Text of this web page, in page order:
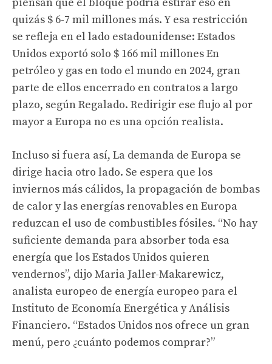
quizás $ 6-7 mil millones más. Y esa restricción
se refleja en el lado estadounidense: Estados
Unidos exportó solo $ 166 mil millonesEn
petróleo y gas en todo el mundo en 2024, gran
parte de ellos encerrado en contratos a largo
plazo, según Regalado. Redirigir ese flujo al por
mayor a Europa no es una opción realista.
Incluso si fuera así, La demanda de Europa se
dirige hacia otro lado. Se espera que los
inviernos más cálidos, la propagación de bombas
de calor y las energías renovables en Europa
reduzcan el uso de combustibles fósiles. “No hay
suficiente demanda para absorber toda esa
energía que los Estados Unidos quieren
vendernos”, dijo Maria Jaller-Makarewicz,
analista europeo de energía europeo para el
Instituto de Economía Energética y Análisis
Financiero. “Estados Unidos nos ofrece un gran
menú, pero ¿cuánto podemos comprar?”